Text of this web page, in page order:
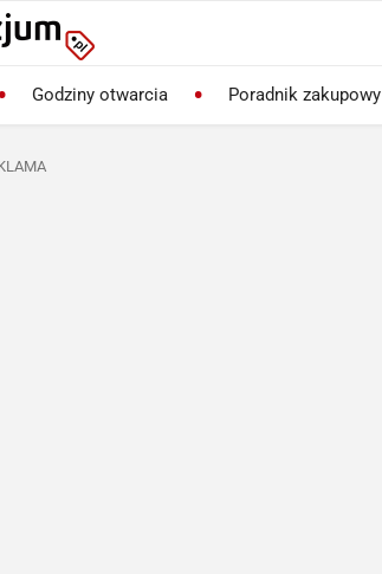
Godziny otwarcia Poradnik zakupowy